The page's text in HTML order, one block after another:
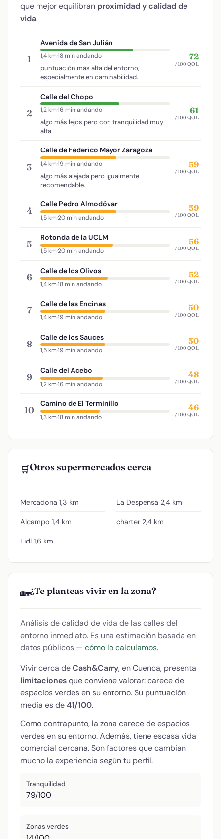
que mejor equilibran proximidad y calidad de
vida.
1
Avenida de San Julián
1,4 km·18 min andando
puntuación más alta del entorno,
especialmente en caminabilidad.
72
/100 QOL
2
Calle del Chopo
1,2 km·16 min andando
algo más lejos pero con tranquilidad muy
alta.
61
/100 QOL
3
Calle de Federico Mayor Zaragoza
1,4 km·19 min andando
algo más alejada pero igualmente
recomendable.
59
/100 QOL
4
Calle Pedro Almodóvar
1,5 km·20 min andando
59
/100 QOL
5
Rotonda de la UCLM
1,5 km·20 min andando
56
/100 QOL
6
Calle de los Olivos
1,4 km·18 min andando
52
/100 QOL
7
Calle de las Encinas
1,4 km·19 min andando
50
/100 QOL
8
Calle de los Sauces
1,5 km·19 min andando
50
/100 QOL
9
Calle del Acebo
1,2 km·16 min andando
48
/100 QOL
10
Camino de El Terminillo
1,3 km·18 min andando
46
/100 QOL
🛒Otros supermercados cerca
Mercadona 1,3 km
Alcampo 1,4 km
Lidl 1,6 km
La Despensa 2,4 km
charter 2,4 km
🏡¿Te planteas vivir en la zona?
Análisis de calidad de vida de las calles del
entorno inmediato. Es una estimación basada en
datos públicos — cómo lo calculamos.
Vivir cerca deCash&Carry, en Cuenca, presenta
limitacionesque conviene valorar: carece de
espacios verdes en su entorno. Su puntuación
media es de41/100.
Como contrapunto, la zona carece de espacios
verdes en su entorno. Además, tiene escasa vida
comercial cercana. Son factores que cambian
mucho la experiencia según tu perfil.
Tranquilidad
79/100
Zonas verdes